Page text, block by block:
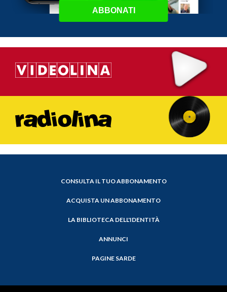
ABBONATI
CONSULTA IL TUO ABBONAMENTO
ACQUISTA UN ABBONAMENTO
LA BIBLIOTECA DELL'IDENTITÀ
ANNUNCI
PAGINE SARDE